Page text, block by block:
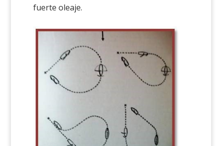
fuerte oleaje.